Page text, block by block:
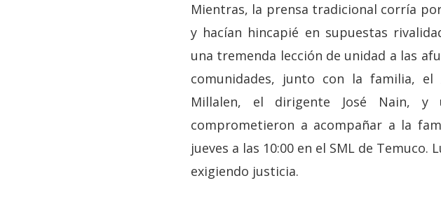
Mientras, la prensa tradicional corría
y hacían hincapié en supuestas
una tremenda lección de unidad a las
comunidades, junto con la familia, el
Millalen, el dirigente José Nain, y
comprometieron a acompañar a la
jueves a las 10:00 en el SML de
exigiendo justicia.